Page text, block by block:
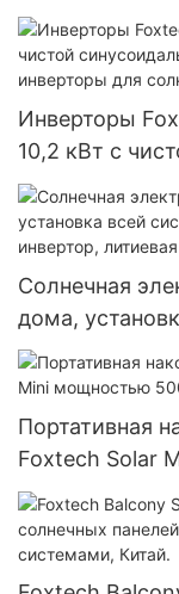
мощностью 7,2
Инверторы
10,2 кВт с
Автономные
солнечных
Солнечная
дома,
руками,
батарея 51,2 В.
Портативная
Foxtech Solar
1500 Вт.